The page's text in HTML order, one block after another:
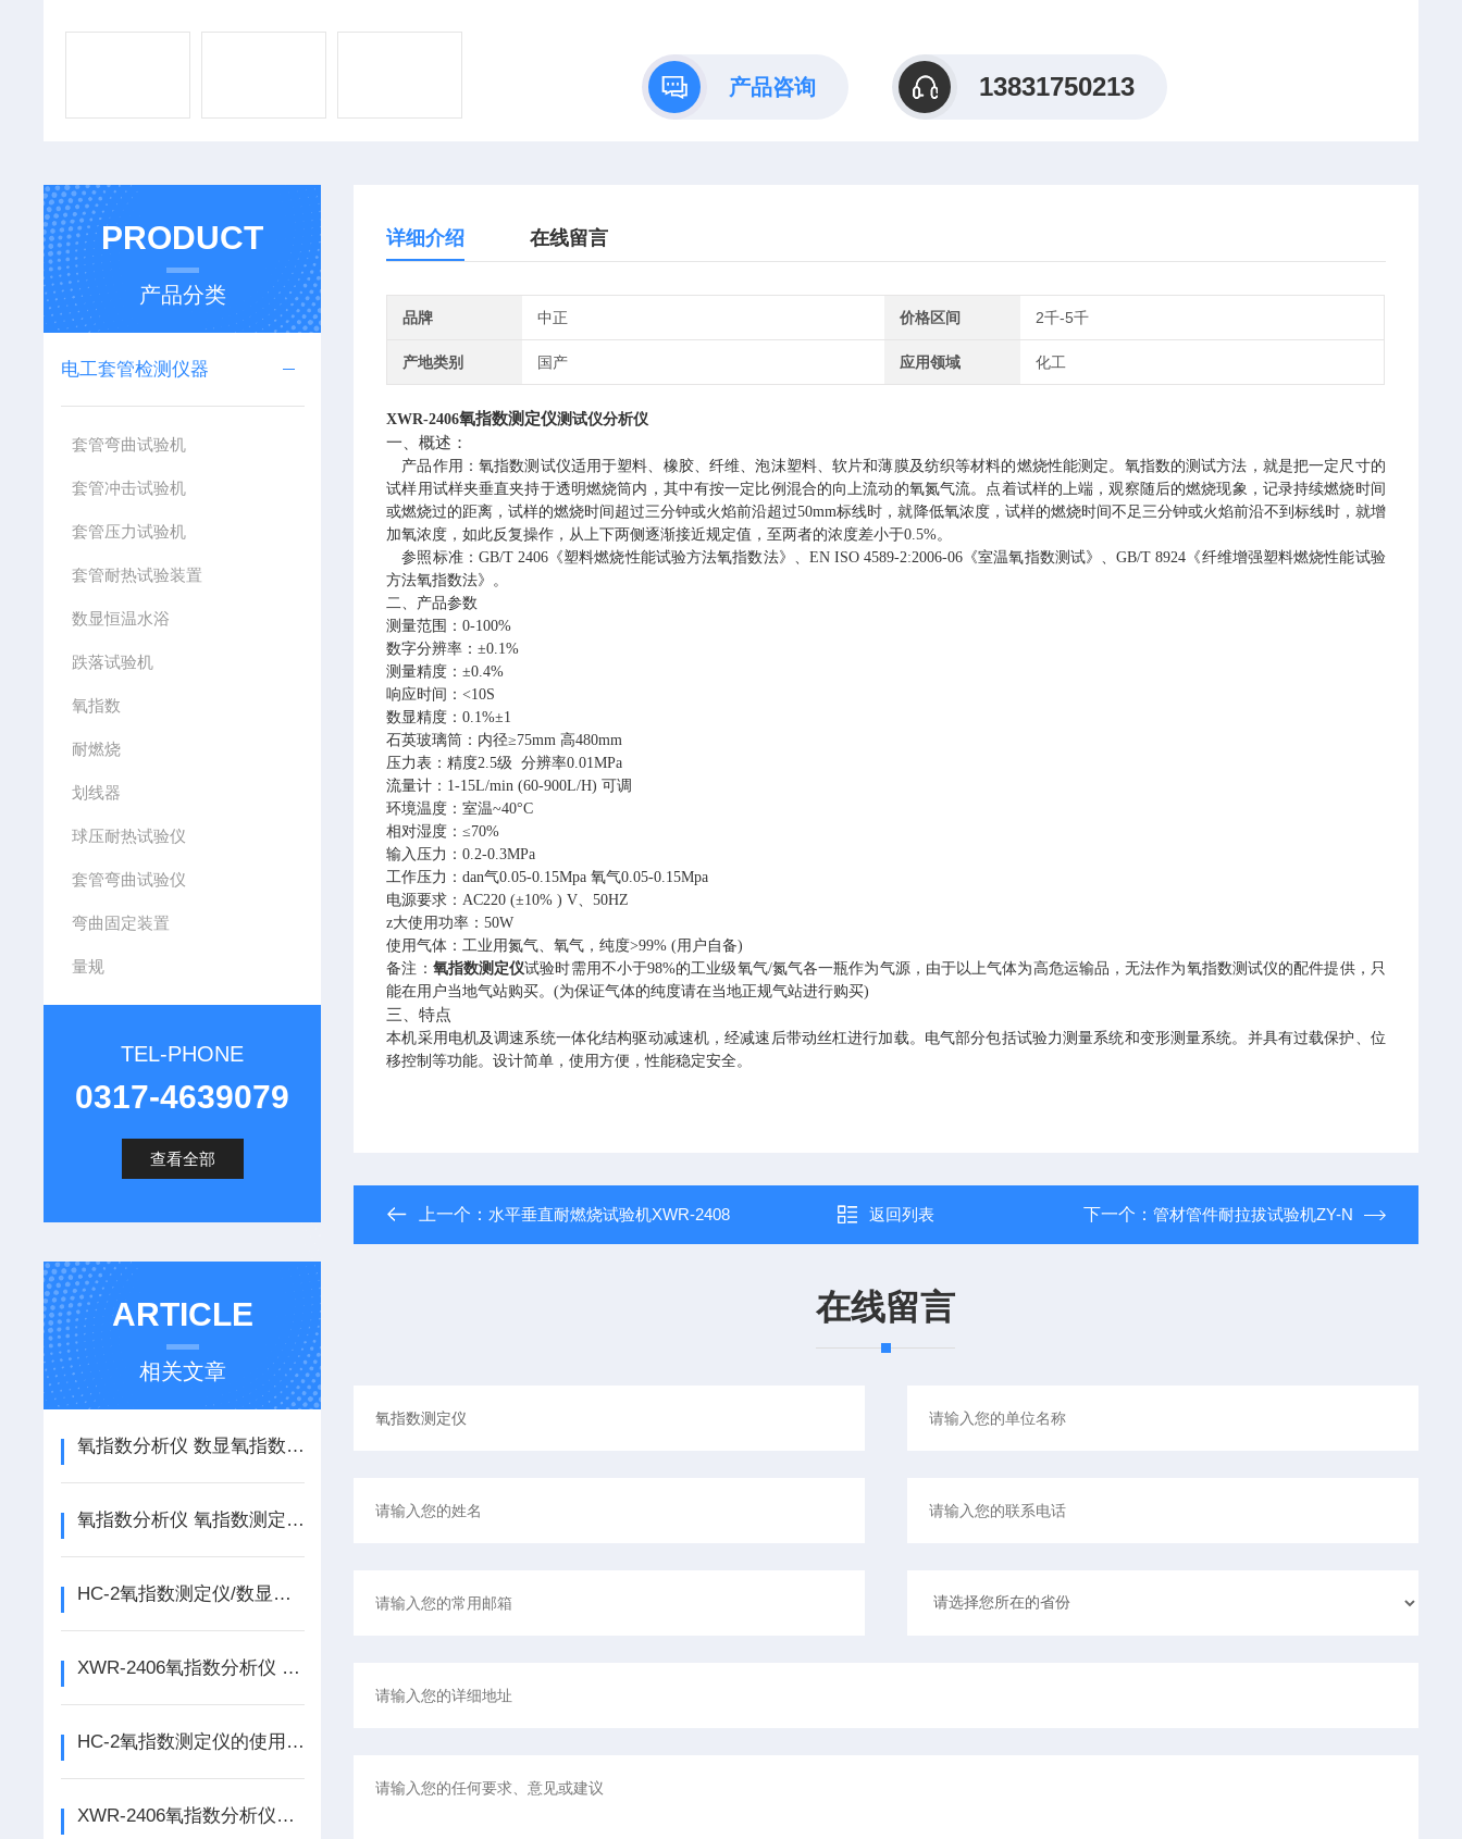
产品咨询 13831750213
PRODUCT
产品分类
电工套管检测仪器
套管弯曲试验机
套管冲击试验机
套管压力试验机
套管耐热试验装置
数显恒温水浴
跌落试验机
氧指数
耐燃烧
划线器
球压耐热试验仪
套管弯曲试验仪
弯曲固定装置
量规
TEL-PHONE
0317-4639079
查看全部
ARTICLE
相关文章
氧指数分析仪 数显氧指数分析仪 氧指数测定仪如何使用
氧指数分析仪 氧指数测定仪的使用说明
HC-2氧指数测定仪/数显氧指数测定仪的使用说明
XWR-2406氧指数分析仪 数显氧指数分析仪的使用说明
HC-2氧指数测定仪的使用说明
XWR-2406氧指数分析仪的使用说明
详细介绍 在线留言
品牌 中正 价格区间 2千-5千
产地类别 国产 应用领域 化工
XWR-2406氧指数测定仪测试仪分析仪
一、概述：
产品作用： 氧指数测试仪适用于塑料、橡胶、纤维、泡沫塑料、软片和薄膜及纺织等材料的燃烧性能测定。氧指数的测试方法，就是把一定尺寸的
试样用试样夹垂直夹持于透明燃烧筒内，其中有按一定比例混合的向上流动的氧氮气流。 点着试样的上端，观察随后的燃烧现象，记录持续燃烧时间
或燃烧过的距离，试样的燃烧时间超过三分钟或火焰前沿超过50mm标线时，就降低氧浓度，试样的燃烧时间不足三分钟或火焰前沿不到标线时，就增
加氧浓度，如此反复操作，从上下两侧逐渐接近规定值，至两者的浓度差小于0.5%。
参照标准： GB/T 2406《塑料燃烧性能试验方法氧指数法》、 EN ISO 4589-2:2006-06《室温氧指数测试》、GB/T 8924《纤维增强塑料燃烧性能试验
方法氧指数法》 。
二、产品参数
测量范围：0-100%
数字分辨率：±0.1%
测量精度：±0.4%
响应时间：<10S
数显精度：0.1%±1
石英玻璃筒：内径≥75mm 高480mm
压力表：精度2.5级 分辨率0.01MPa
流量计： 1-15L/min (60-900L/H) 可调
环境温度：室温~40°C
相对湿度：≤70%
输入压力：0.2-0.3MPa
工作压力：dan气0.05-0.15Mpa 氧气0.05-0.15Mpa
电源要求：AC220 (±10% ) V、50HZ
z大使用功率：50W
使用气体：工业用氮气、氧气，纯度>99% (用户自备)
备注： 氧指数测定仪试验时需用不小于98%的工业级氧气/氮气各一瓶作为气源，由于以上气体为高危运输品，无法作为氧指数测试仪的配件提供，只
能在用户当地气站购买。(为保证气体的纯度请在当地正规气站进行购买)
三、特点
本机采用电机及调速系统一体化结构驱动减速机，经减速后带动丝杠进行加载。电气部分包括试验力测量系统和变形测量系统。并具有过载保护、位
移控制等功能。设计简单，使用方便，性能稳定安全。
上一个： 水平垂直耐燃烧试验机XWR-2408 返回列表 下一个： 管材管件耐拉拔试验机ZY-N
在线留言